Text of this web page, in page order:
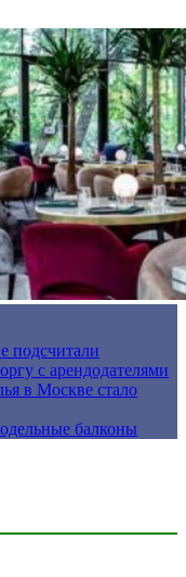
подсчитали
с арендодателями
в Москве стало
балконы